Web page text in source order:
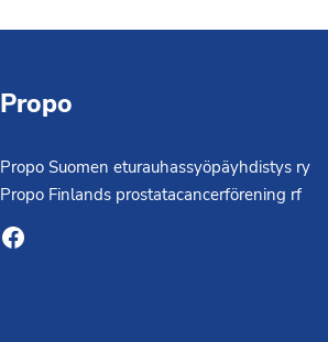
Propo
Propo Suomen eturauhassyöpäyhdistys ry
Propo Finlands prostatacancerförening rf
Facebook